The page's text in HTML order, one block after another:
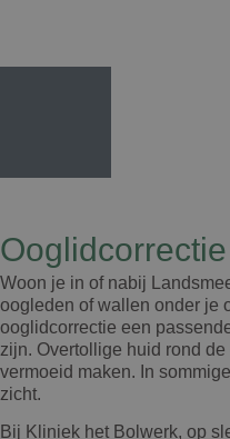
Woon je in of nabij
oogleden of wallen onder je
ooglidcorrectie een
zijn. Overtollige huid rond
vermoeid maken. In
zicht.
Bij Kliniek het Bolwerk, op